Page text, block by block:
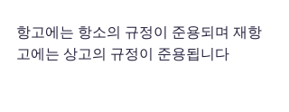
항고에는 항소의 규정이 준용되며 재항
고에는 상고의 규정이 준용됩니다